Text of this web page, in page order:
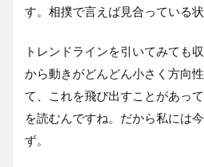
す。相撲で言えば見合っている状
トレンドラインを引いてみても
から動きがどんどん小さく方向
て、これを飛び出すことがあっ
を読むんですね。だから私には
ず。